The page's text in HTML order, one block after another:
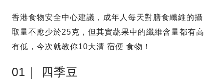
香港食物安全中心建議，成年人每天對膳食纖維的攝
取量不應少於25克，但其實蔬果中的纖維含量都有高
有低，今次就教你10大清 宿便 食物！
01｜ 四季豆